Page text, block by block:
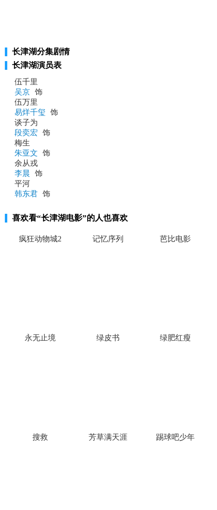
长津湖分集剧情
长津湖演员表
伍千里
吴京 饰
伍万里
易烊千玺
饰
谈子为
段奕宏
饰
梅生
朱亚文
饰
余从戎
李晨
饰
平河
韩东君 饰
喜欢看“长津湖电影”的人也喜欢
疯狂动物城2 记忆序列 芭比电影
永无止境 绿皮书 绿肥红瘦
搜救 芳草满天涯 踢球吧少年